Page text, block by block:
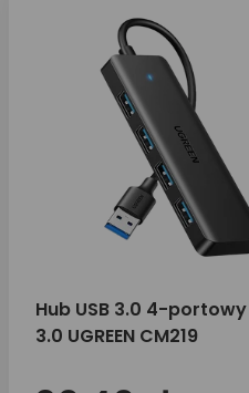
Hub USB 3.0 4-portowy
3.0 UGREEN CM219